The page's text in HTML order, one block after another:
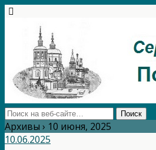
Архивы › 10 июня, 2025
10.06.2025